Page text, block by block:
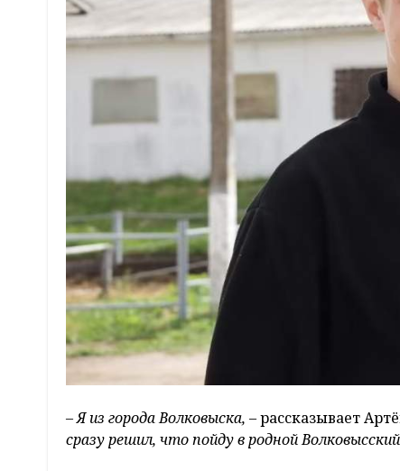
– Я из города Волковыска, – рассказывает
сразу решил, что пойду в родной